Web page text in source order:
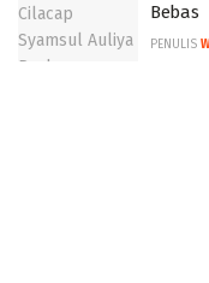
Bebas
PENULIS